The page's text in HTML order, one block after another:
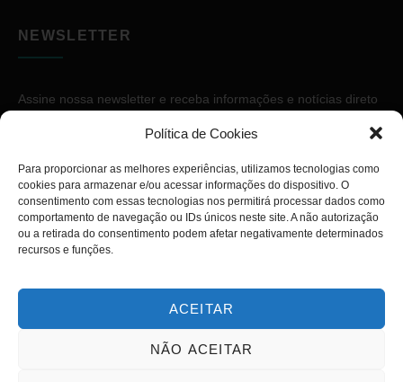
Política de Cookies
Para proporcionar as melhores experiências, utilizamos tecnologias como
cookies para armazenar e/ou acessar informações do dispositivo. O
consentimento com essas tecnologias nos permitirá processar dados como
comportamento de navegação ou IDs únicos neste site. A não autorização
ou a retirada do consentimento podem afetar negativamente determinados
recursos e funções.
ACEITAR
NÃO ACEITAR
NEWSLETTER
Assine nossa newsletter e receba informações e notícias direto
Copyright © 2026. Diário PcD. Todos os direitos reservados.